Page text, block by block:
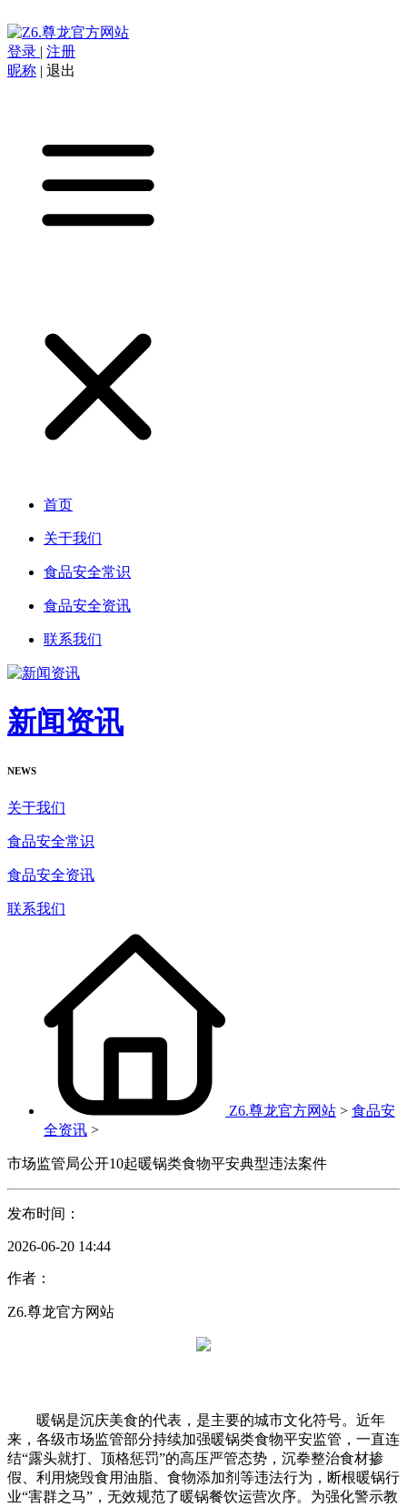
登录 | 注册
昵称 | 退出
首页
关于我们
食品安全常识
食品安全资讯
联系我们
新闻资讯
NEWS
关于我们
食品安全常识
食品安全资讯
联系我们
Z6.尊龙官方网站 > 食品安
全资讯 >
市场监管局公开10起暖锅类食物平安典型违法案件
发布时间：
2026-06-20 14:44
作者：
Z6.尊龙官方网站
暖锅是沉庆美食的代表，是主要的城市文化符号。近年
来，各级市场监管部分持续加强暖锅类食物平安监管，一直连
结“露头就打、顶格惩罚”的高压严管态势，沉拳整治食材掺
假、利用烧毁食用油脂、食物添加剂等违法行为，断根暖锅行
业“害群之马”，无效规范了暖锅餐饮运营次序。为强化警示教